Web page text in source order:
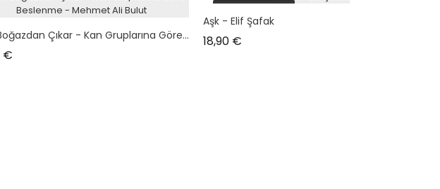
Çıkar - Kan Gruplarına Göre...
€
plus en stock
Aşk - Elif Şafak
18,90 €